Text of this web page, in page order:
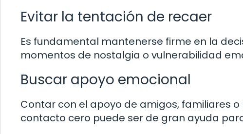
Evitar la tentación de recaer
Es fundamental mantenerse firme en la
momentos de nostalgia o vulnerabilidad
Buscar apoyo emocional
Contar con el apoyo de amigos, familiares
contacto cero puede ser de gran ayuda